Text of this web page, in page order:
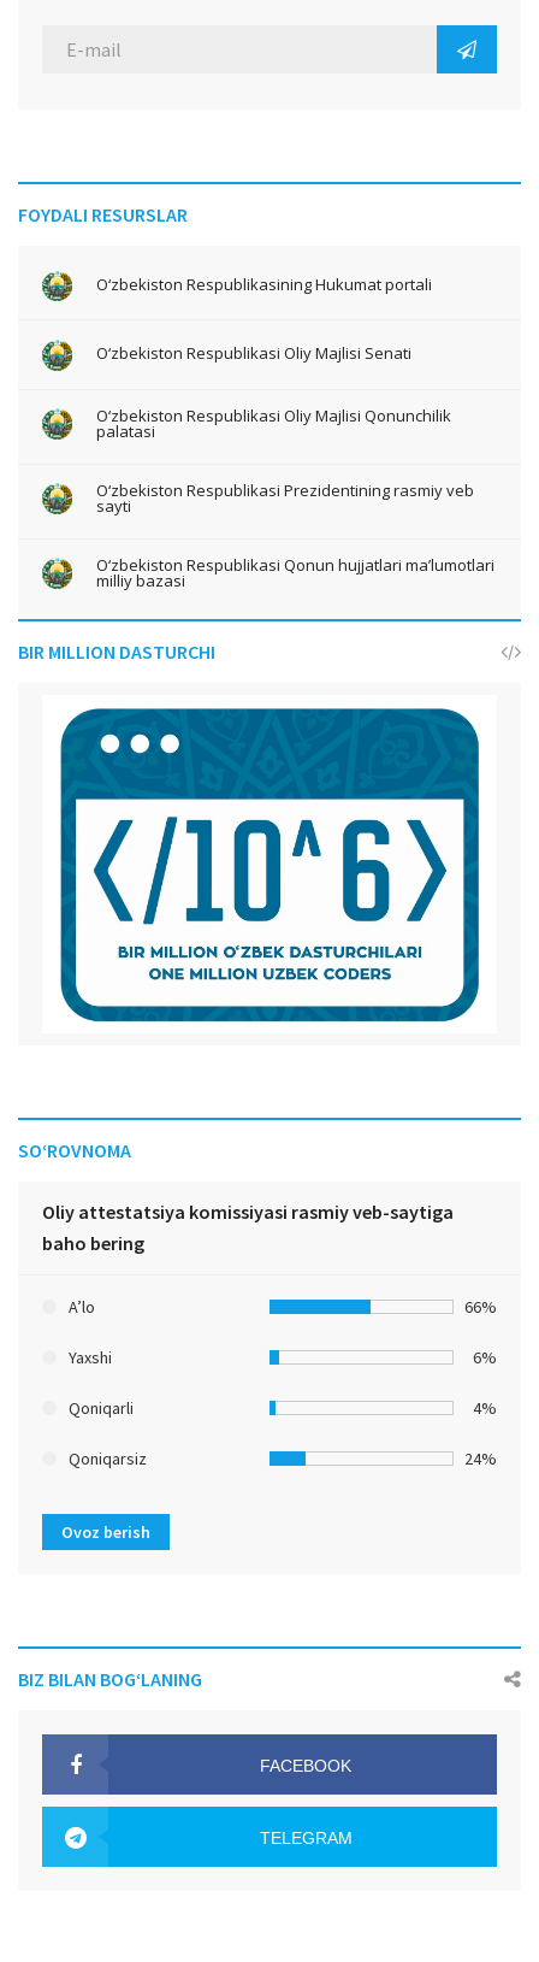
FOYDALI RESURSLAR
O‘zbekiston Respublikasining Hukumat portali
O‘zbekiston Respublikasi Oliy Majlisi Senati
O‘zbekiston Respublikasi Oliy Majlisi Qonunchilik
palatasi
O‘zbekiston Respublikasi Prezidentining rasmiy veb
sayti
O‘zbekiston Respublikasi Qonun hujjatlari ma’lumotlari
milliy bazasi
BIR MILLION DASTURCHI
SO‘ROVNOMA
Oliy attestatsiya komissiyasi rasmiy veb-saytiga
baho bering
A’lo 66%
Yaxshi 6%
Qoniqarli 4%
Qoniqarsiz 24%
Ovoz berish
BIZ BILAN BOG‘LANING
FACEBOOK
TELEGRAM